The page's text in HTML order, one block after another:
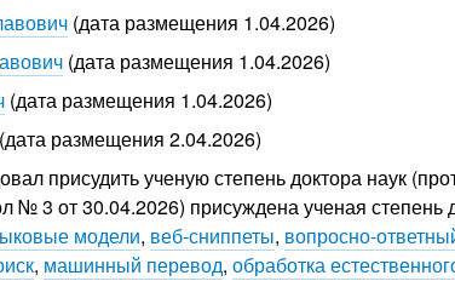
(дата размещения 1.04.2026)
(дата размещения 1.04.2026)
(дата размещения 1.04.2026)
(дата размещения 2.04.2026)
присудить ученую степень доктора наук
№ 3 от 30.04.2026) присуждена ученая степень
модели, веб-сниппеты, вопросно-
, машинный перевод, обработка